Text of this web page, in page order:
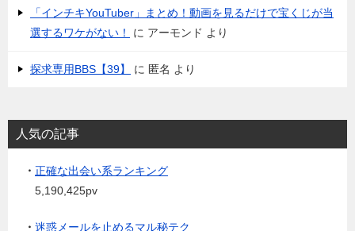
「インチキYouTuber」まとめ！動画を見るだけで宝くじが当
選するワケがない！
に アーモンド より
探求専用BBS【39】 に 匿名 より
人気の記事
・ 正確な出会い系ランキング
5,190,425pv
・ 迷惑メールを止めるマル秘テク